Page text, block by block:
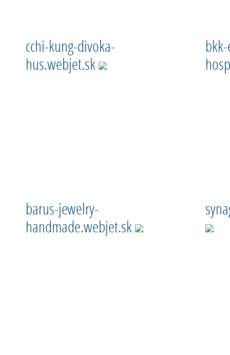
cchi-kung-divoka-
hus.webjet.sk
barus-jewelry-
handmade.webjet.sk